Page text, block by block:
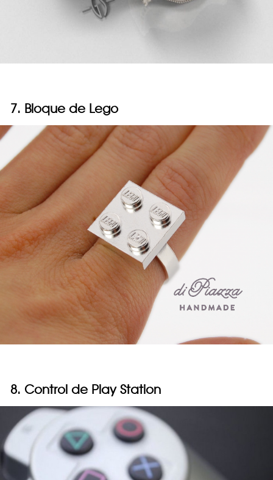
7. Bloque de Lego
8. Control de Play Station